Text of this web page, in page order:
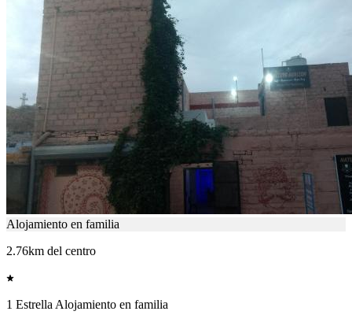
Alojamiento en familia
2.76km del centro
1 Estrella Alojamiento en familia